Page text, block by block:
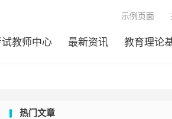
教师中心 最新资讯 教育理论
示例页面
热门文章